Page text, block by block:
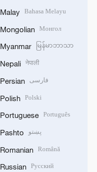
Malay Bahasa Melayu
Mongolian Монгол
Myanmar မြန်မာဘာသာ
Nepali नेपाली
Persian فارسی
Polish Polski
Portuguese Português
Pashto پښتو
Romanian Română
Russian Русский